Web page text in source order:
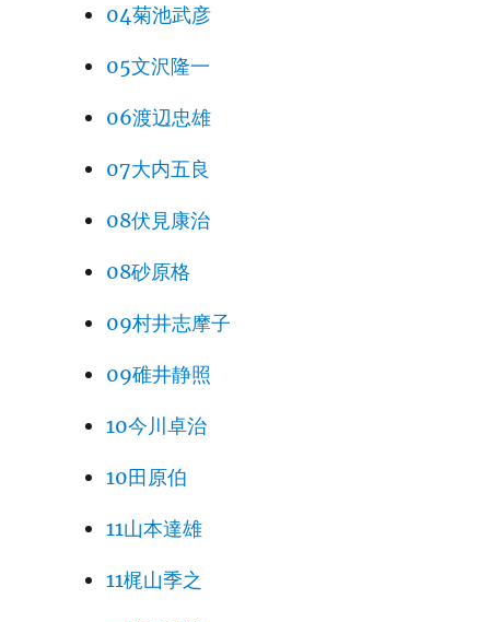
04菊池武彦
05文沢隆一
06渡辺忠雄
07大内五良
08伏見康治
08砂原格
09村井志摩子
09碓井静照
10今川卓治
10田原伯
11山本達雄
11梶山季之